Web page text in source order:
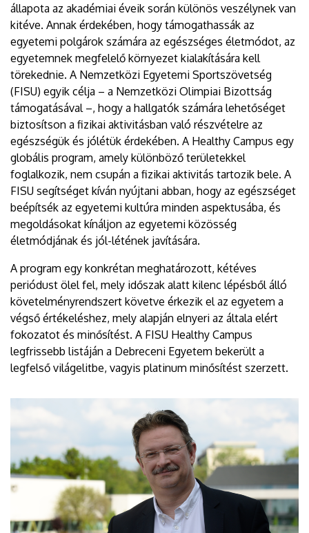
állapota az akadémiai éveik során különös veszélynek van
kitéve. Annak érdekében, hogy támogathassák az
egyetemi polgárok számára az egészséges életmódot, az
egyetemnek megfelelő környezet kialakítására kell
törekednie. A Nemzetközi Egyetemi Sportszövetség
(FISU) egyik célja – a Nemzetközi Olimpiai Bizottság
támogatásával –, hogy a hallgatók számára lehetőséget
biztosítson a fizikai aktivitásban való részvételre az
egészségük és jólétük érdekében. A Healthy Campus egy
globális program, amely különböző területekkel
foglalkozik, nem csupán a fizikai aktivitás tartozik bele. A
FISU segítséget kíván nyújtani abban, hogy az egészséget
beépítsék az egyetemi kultúra minden aspektusába, és
megoldásokat kínáljon az egyetemi közösség
életmódjának és jól-létének javítására.
A program egy konkrétan meghatározott, kétéves
periódust ölel fel, mely időszak alatt kilenc lépésből álló
követelményrendszert követve érkezik el az egyetem a
végső értékeléshez, mely alapján elnyeri az általa elért
fokozatot és minősítést. A FISU Healthy Campus
legfrissebb listáján a Debreceni Egyetem bekerült a
legfelső világelitbe, vagyis platinum minősítést szerzett.